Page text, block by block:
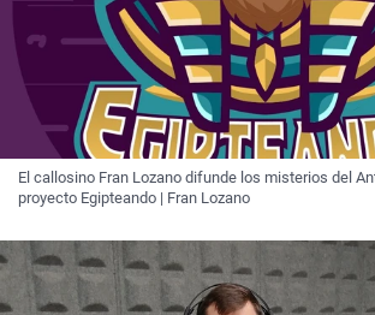
El callosino Fran Lozano difunde los misterios del
proyecto Egipteando | Fran Lozano